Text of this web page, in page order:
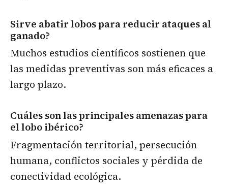
Sirve abatir lobos para reducir ataques al
ganado?
Muchos estudios científicos sostienen que
las medidas preventivas son más eficaces a
largo plazo.
Cuáles son las principales amenazas para
el lobo ibérico?
Fragmentación territorial, persecución
humana, conflictos sociales y pérdida de
conectividad ecológica.